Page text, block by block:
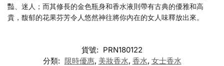
豔、迷人；而其修長的金色瓶身和香水液則帶有古典的優雅和高
貴，馥郁的花果芬芳令人悠然神往將你內在的女人味釋放出來。
貨號: PRN180122
分類: 限時優惠, 美妝香水, 香水, 女士香水